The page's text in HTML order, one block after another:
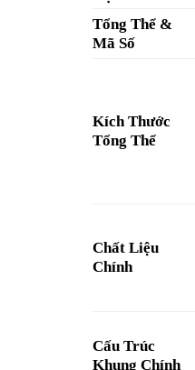
Tổng Thể &
Mã Số
Kích Thước
Tổng Thể
Chất Liệu
Chính
Cấu Trúc
Khung Chính